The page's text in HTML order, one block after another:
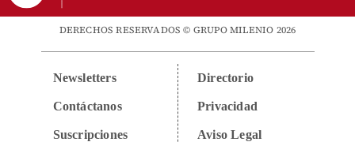
DERECHOS RESERVADOS © GRUPO MILENIO 2026
Newsletters
Contáctanos
Suscripciones
Directorio
Privacidad
Aviso Legal